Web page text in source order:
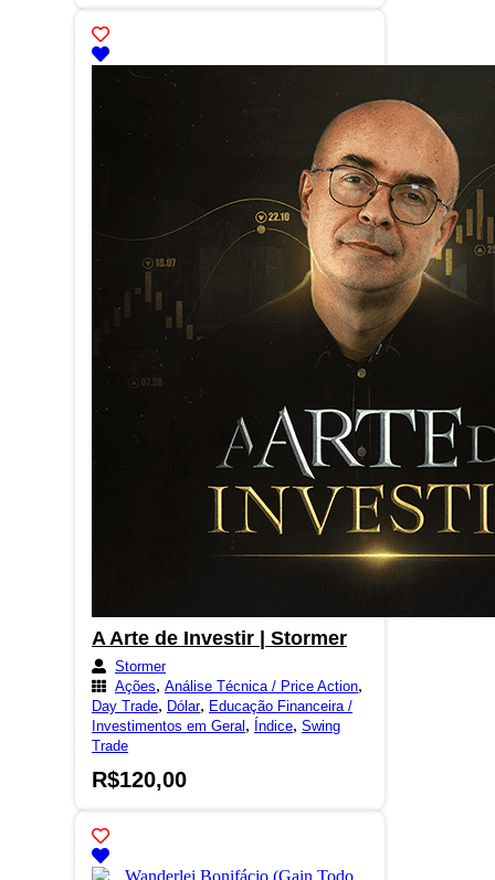
A Arte de Investir | Stormer
Stormer
Ações, Análise Técnica / Price Action,
Day Trade, Dólar, Educação Financeira /
Investimentos em Geral , Índice, Swing
Trade
R$120,00